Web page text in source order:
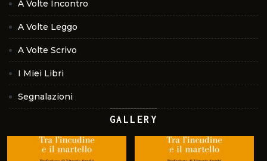
A Volte Incontro
A Volte Leggo
A Volte Scrivo
I Miei Libri
Segnalazioni
GALLERY